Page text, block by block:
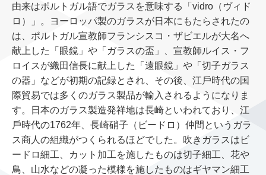
由来はポルトガル語でガラスを意味する「vidro（ヴィド
ロ）」。ヨーロッパ製のガラスが⽇本にもたらされたの
は、ポルトガル宣教師フランシスコ・ザビエルが⼤名へ
献上した「眼鏡」や「ガラスの盃」、宣教師ルイス・フ
ロイスが織⽥信⻑に献上した「遠眼鏡」や「切⼦ガラス
の器」などが初期の記録とされ、その後、江⼾時代の国
際貿易では多くのガラス製品が輸⼊されるようになりま
す。⽇本のガラス製造発祥地は⻑崎といわれており、江
⼾時代の1762年、⻑崎硝⼦（ビードロ）仲間というガラ
ス商⼈の組織がつくられるほどでした。吹きガラスはビ
ードロ細⼯、カット加⼯を施したものは切⼦細⼯、花や
⿃、⼭⽔などの凝った模様を施したものはギヤマン細⼯